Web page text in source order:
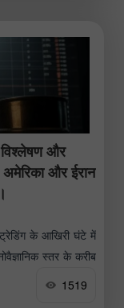
और
और ईरान
के आखिरी घंटे में
स्तर के करीब
1519